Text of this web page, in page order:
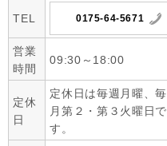
TEL 0175-64-5671
営業
時間
09:30～18:00
定休
日
定休日は毎週月曜、毎
月第２・第３火曜日で
す。